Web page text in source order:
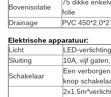
Bovenisolatie
75 dikke
folie
Drainage
PVC
Elektrische apparatuur:
Licht
LED-
Sluiting
10A, vijf
Schakelaar
Een
knop